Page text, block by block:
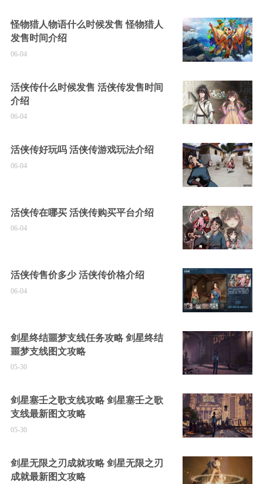
怪物猎人物语什么时候发售 怪物猎人
发售时间介绍
06-04
活侠传什么时候发售 活侠传发售时间
介绍
06-04
活侠传好玩吗 活侠传游戏玩法介绍
06-04
活侠传在哪买 活侠传购买平台介绍
06-04
活侠传售价多少 活侠传价格介绍
06-04
剑星终结噩梦支线任务攻略 剑星终结
噩梦支线图文攻略
05-30
剑星塞壬之歌支线攻略 剑星塞壬之歌
支线最新图文攻略
05-30
剑星无限之刃成就攻略 剑星无限之刃
成就最新图文攻略